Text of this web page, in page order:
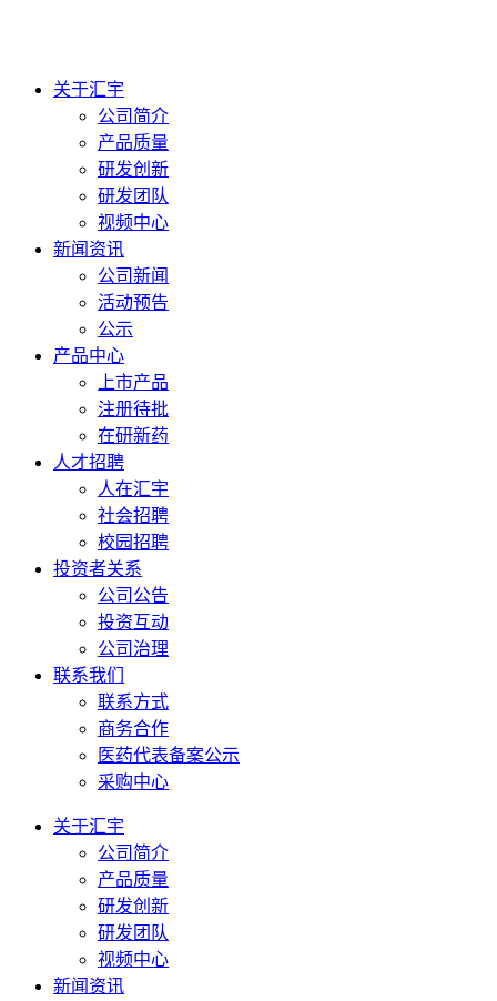
关于汇宇
公司简介
产品质量
研发创新
研发团队
视频中心
新闻资讯
公司新闻
活动预告
公示
产品中心
上市产品
注册待批
在研新药
人才招聘
人在汇宇
社会招聘
校园招聘
投资者关系
公司公告
投资互动
公司治理
联系我们
联系方式
商务合作
医药代表备案公示
采购中心
关于汇宇
公司简介
产品质量
研发创新
研发团队
视频中心
新闻资讯